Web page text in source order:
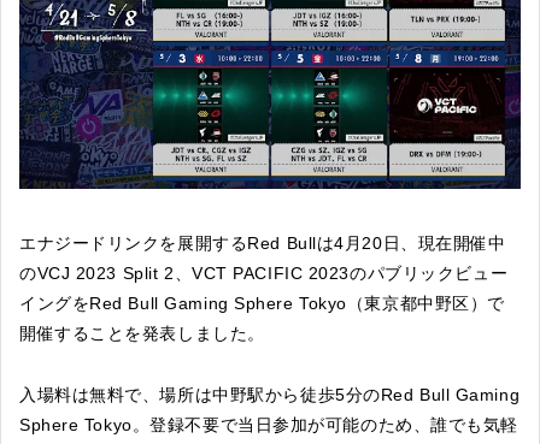
エナジードリンクを展開するRed Bullは4月20日、現在開催中
のVCJ 2023 Split 2、VCT PACIFIC 2023のパブリックビュー
イングをRed Bull Gaming Sphere Tokyo（東京都中野区）で
開催することを発表しました。
入場料は無料で、場所は中野駅から徒歩5分のRed Bull Gaming
Sphere Tokyo。登録不要で当日参加が可能のため、誰でも気軽